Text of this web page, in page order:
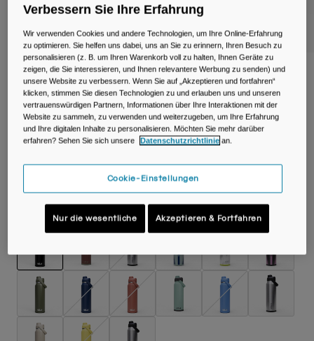
Zubehör
Alle kaufen
Thrive™ Chug 950ml Flasche, isolierter
Edelstahl
Artikelnr.38264-001-OS
Farben -Black
ausgewählt
Verbessern Sie Ihre Erfahrung
Wir verwenden Cookies und andere Technologien, um Ihre Online-Erfahrung
zu optimieren. Sie helfen uns dabei, uns an Sie zu erinnern, Ihren Besuch zu
personalisieren (z. B. um Ihren Warenkorb voll zu halten, Ihnen Geräte zu
zeigen, die Sie interessieren, und Ihnen relevantere Werbung zu senden) und
unsere Website zu verbessern. Wenn Sie auf „Akzeptieren und fortfahren“
klicken, stimmen Sie diesen Technologien zu und erlauben uns und unseren
vertrauenswürdigen Partnern, Informationen über Ihre Interaktionen mit der
Website zu sammeln, zu verwenden und weiterzugeben, um Ihre Erfahrung
und Ihre digitalen Inhalte zu personalisieren. Möchten Sie mehr darüber
erfahren? Sehen Sie sich unsere
Datenschutzrichtlinie an.
Cookie-Einstellungen
Nur die wesentliche Akzeptieren & Fortfahren